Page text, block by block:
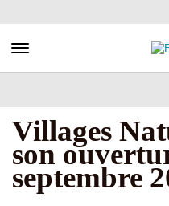
au
principal
Toggle navigation
Villages
son
septembre